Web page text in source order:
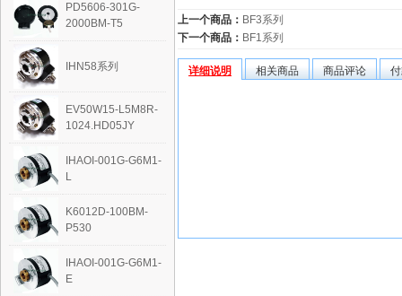
PD5606-301G-
2000BM-T5
IHN58系列
EV50W15-L5M8R-
1024.HD05JY
IHAOI-001G-G6M1-
L
K6012D-100BM-
P530
IHAOI-001G-G6M1-
E
上一个商品： BF3系列
下一个商品： BF1系列
详细说明 相关商品 商品评论